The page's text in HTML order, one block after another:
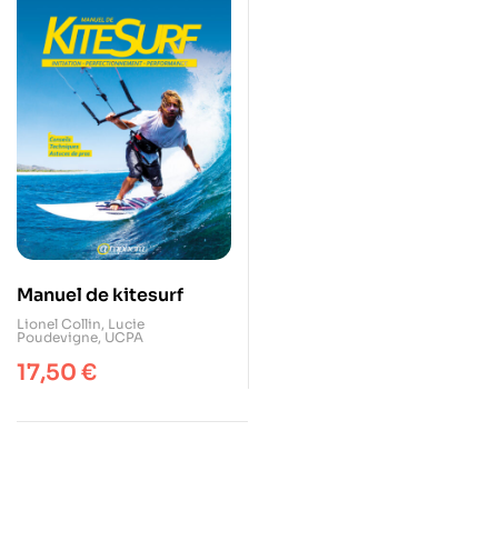
Manuel de kitesurf
Lionel Collin, Lucie
Poudevigne, UCPA
17,50 €